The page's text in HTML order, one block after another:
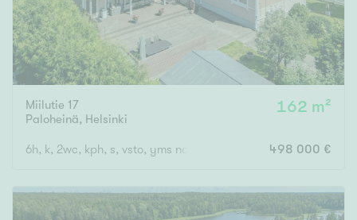
Miilutie 17
Paloheinä, Helsinki
162 m²
6h, k, 2wc, kph, s, vsto, yms noin 162 m2 + kellaritilat +
498 000 €